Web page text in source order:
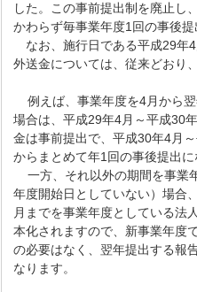
した。この事前提出制を廃止し
かわらず毎事業年度1回の事後提
なお、施行日である平成29年
外送金については、従来どおり
例えば、事業年度を4月から
場合は、平成29年4月～平成30
金は事前提出で、平成30年4月
からまとめて年1回の事後提出に
一方、それ以外の期間を事業
年度開始日としていない）場合
月までを事業年度としている法
本化されますので、新事業年度
の必要はなく、翌年提出する報
なります。